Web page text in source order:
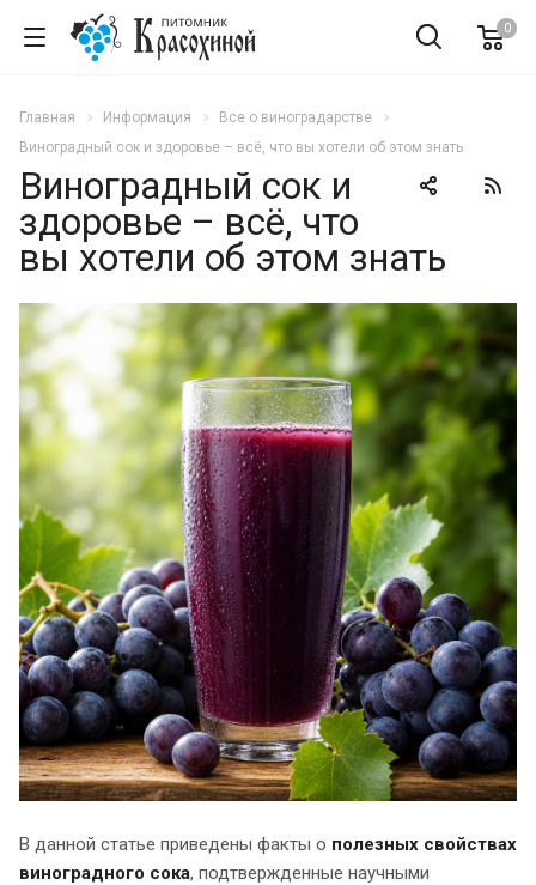
0
Главная Информация
Все о виноградарстве
Виноградный сок и здоровье – всё, что вы хотели об этом знать
Виноградный сок и
здоровье – всё, что
вы хотели об этом знать
В данной статье приведены факты о полезных свойствах
виноградного сока, подтвержденные научными